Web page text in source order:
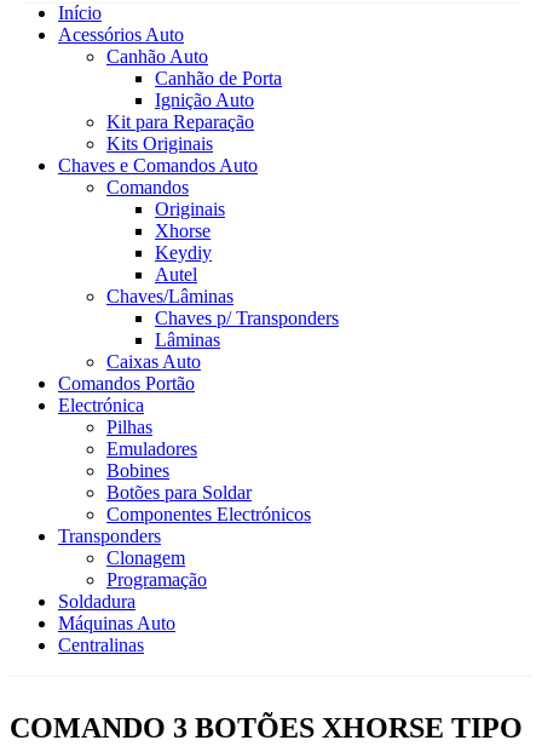
Início
Acessórios Auto
Canhão Auto
Canhão de Porta
Ignição Auto
Kit para Reparação
Kits Originais
Chaves e Comandos Auto
Comandos
Originais
Xhorse
Keydiy
Autel
Chaves/Lâminas
Chaves p/ Transponders
Lâminas
Caixas Auto
Comandos Portão
Electrónica
Pilhas
Emuladores
Bobines
Botões para Soldar
Componentes Electrónicos
Transponders
Clonagem
Programação
Soldadura
Máquinas Auto
Centralinas
COMANDO 3 BOTÕES XHORSE TIPO